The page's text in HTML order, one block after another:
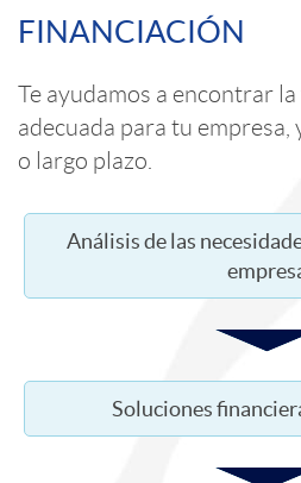
r
e
s
o
n
e
s
a
o
d
i
a
a
o
n
t
e
n
i
FINANCIACIÓN
Te ayudamos a encontrar
adecuada para tu empresa,
o largo plazo.
Análisis de las
Soluciones